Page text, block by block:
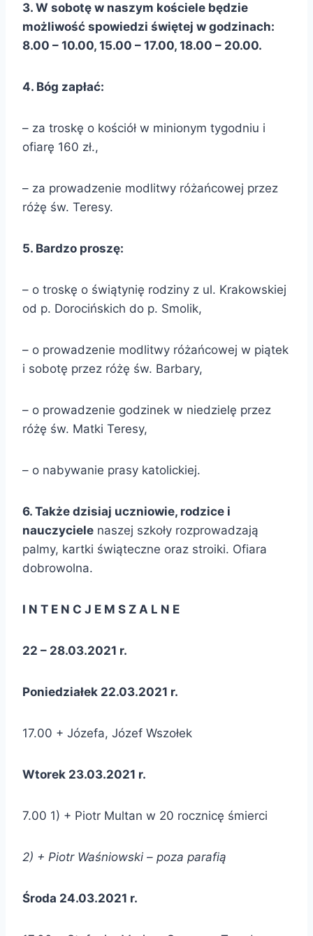
3. W sobotę w naszym kościele będzie
możliwość spowiedzi świętej w godzinach:
8.00 – 10.00, 15.00 – 17.00, 18.00 – 20.00.
4. Bóg zapłać:
– za troskę o kościół w minionym tygodniu i
ofiarę 160 zł.,
– za prowadzenie modlitwy różańcowej przez
różę św. Teresy.
5. Bardzo proszę:
– o troskę o świątynię rodziny z ul. Krakowskiej
od p. Dorocińskich do p. Smolik,
– o prowadzenie modlitwy różańcowej w piątek
i sobotę przez różę św. Barbary,
– o prowadzenie godzinek w niedzielę przez
różę św. Matki Teresy,
– o nabywanie prasy katolickiej.
6. Także dzisiaj uczniowie, rodzice i
nauczyciele naszej szkoły rozprowadzają
palmy, kartki świąteczne oraz stroiki. Ofiara
dobrowolna.
I N T E N C J E M S Z A L N E
22 – 28.03.2021 r.
Poniedziałek 22.03.2021 r.
17.00 + Józefa, Józef Wszołek
Wtorek 23.03.2021 r.
7.00 1) + Piotr Multan w 20 rocznicę śmierci
2) + Piotr Waśniowski – poza parafią
Środa 24.03.2021 r.